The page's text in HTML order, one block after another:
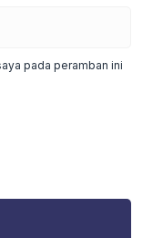
pada peramban ini